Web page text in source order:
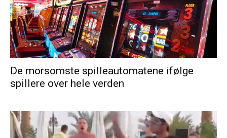
De morsomste spilleautomatene ifølge
spillere over hele verden